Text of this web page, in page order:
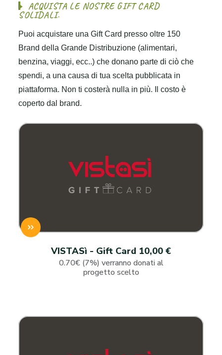
ACQUISTA LE NOSTRE GIFT CARD
SOLIDALI.
Puoi acquistare una Gift Card presso oltre 150
Brand della Grande Distribuzione (alimentari,
benzina, viaggi, ecc..) che donano parte di ciò che
spendi, a una causa di tua scelta pubblicata in
piattaforma. Non ti costerà nulla in più. Il costo è
coperto dal brand.
VISTASì - Gift Card 10,00 €
0.70€ (7%) verranno donati al
progetto scelto